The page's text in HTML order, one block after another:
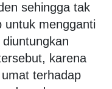
sehingga tak
untuk mengganti
karena
terhadap